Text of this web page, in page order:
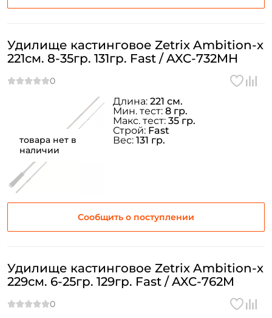
товара нет в
наличии
Удилище кастинговое Zetrix Ambition-x
221см. 8-35гр. 131гр. Fast / AXC-732MH
Сообщить о поступлении
Длина: 221 см.
Мин. тест: 8 гр.
Макс. тест: 35 гр.
Строй: Fast
Вес: 131 гр.
Удилище кастинговое Zetrix Ambition-x
229см. 6-25гр. 129гр. Fast / AXC-762M